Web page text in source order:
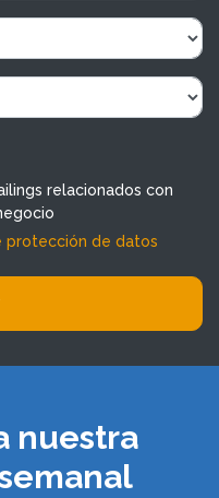
relacionados con
protección de datos
nuestra